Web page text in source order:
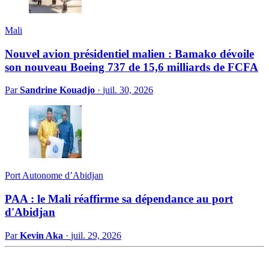
Mali
Nouvel avion présidentiel malien : Bamako dévoile
son nouveau Boeing 737 de 15,6 milliards de FCFA
ParSandrine Kouadjo · juil. 30, 2026
Port Autonome d’Abidjan
PAA : le Mali réaffirme sa dépendance au port
d'Abidjan
ParKevin Aka · juil. 29, 2026